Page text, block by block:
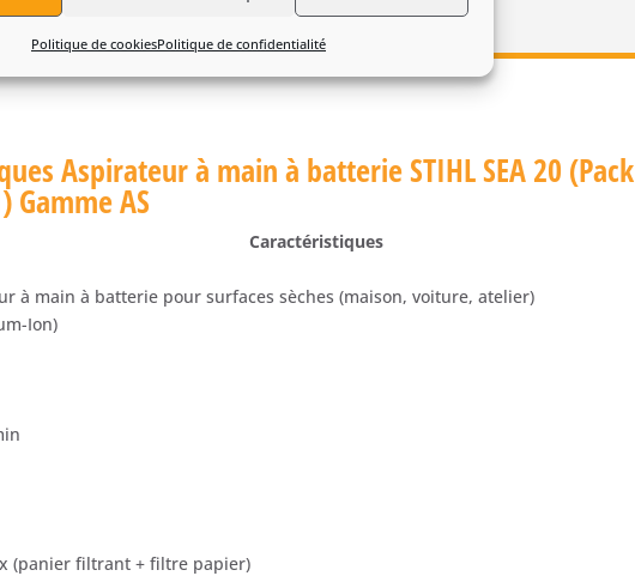
Politique de cookiesPolitique de confidentialité
Aspirateur à main à batterie STIHL SEA 20 (Pack
Gamme AS
Caractéristiques
à main à batterie pour surfaces sèches (maison, voiture, atelier)
Ion)
(panier filtrant + filtre papier)